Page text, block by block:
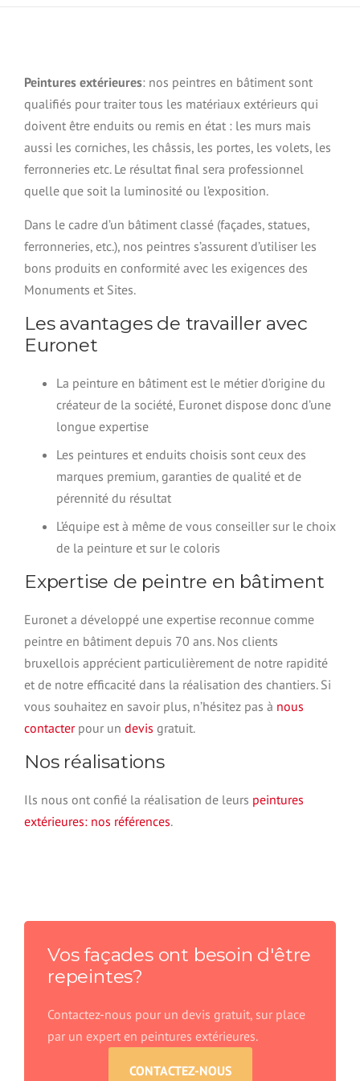
Peintures extérieures: nos peintres en bâtiment sont
qualifiés pour traiter tous les matériaux extérieurs qui
doivent être enduits ou remis en état : les murs mais
aussi les corniches, les châssis, les portes, les volets, les
ferronneries etc. Le résultat final sera professionnel
quelle que soit la luminosité ou l’exposition.
Dans le cadre d’un bâtiment classé (façades, statues,
ferronneries, etc.), nos peintres s’assurent d’utiliser les
bons produits en conformité avec les exigences des
Monuments et Sites.
Les avantages de travailler avec
Euronet
La peinture en bâtiment est le métier d’origine du
créateur de la société, Euronet dispose donc d’une
longue expertise
Les peintures et enduits choisis sont ceux des
marques premium, garanties de qualité et de
pérennité du résultat
L’équipe est à même de vous conseiller sur le choix
de la peinture et sur le coloris
Expertise de peintre en bâtiment
Euronet a développé une expertise reconnue comme
peintre en bâtiment depuis 70 ans. Nos clients
bruxellois apprécient particulièrement de notre rapidité
et de notre efficacité dans la réalisation des chantiers. Si
vous souhaitez en savoir plus, n’hésitez pas à nous
contacterpour un devis gratuit.
Nos réalisations
Ils nous ont confié la réalisation de leurs peintures
extérieures: nos références.
Vos façades ont besoin d'être
repeintes?
Contactez-nous pour un devis gratuit, sur place
par un expert en peintures extérieures.
CONTACTEZ-NOUS